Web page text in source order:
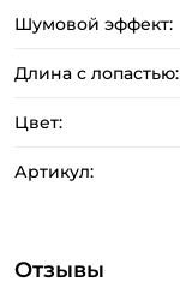
Шумовой эффект:
Длина с лопастью:
Цвет:
Артикул:
Отзывы